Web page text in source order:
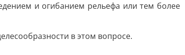
и огибанием рельефа или тем более
в этом вопросе.